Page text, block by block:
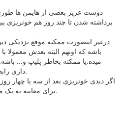
دوست عزیز بعضی از هایمن ها
برداشته شدن تا چند روز هم خونریزی
درغیر اینصورت ممکنه موقع نزدیکی
باشه که اونهم البته بعدش
میده.یا ممکنه بخاطر پلیپ و...
داری رابطه ی جنسی نداشته باش.
اگر دیدی خونریزی بعد از سه یا چهار
برای معاینه به یک متخصص زنان مراجعه کن.